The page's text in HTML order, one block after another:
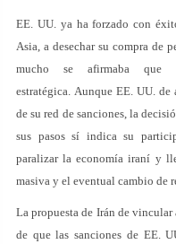
EE. UU. ya ha forzado con
Asia, a desechar su compra de
mucho se afirmaba que
estratégica. Aunque EE. UU. de
de su red de sanciones, la
sus pasos sí indica su
paralizar la economía iraní y
masiva y el eventual cambio de
La propuesta de Irán de vincular
de que las sanciones de EE.